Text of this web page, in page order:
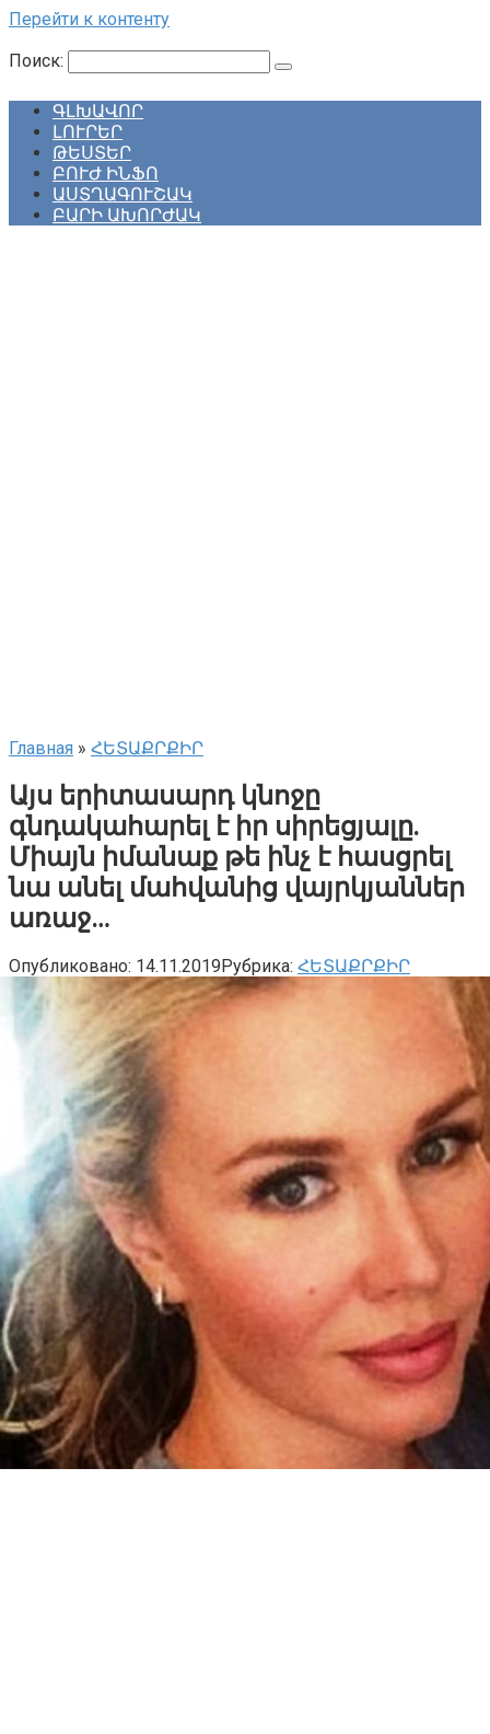
Перейти к контенту
Поиск:
ԳԼԽԱՎՈՐ
ԼՈՒՐԵՐ
ԹԵՍՏԵՐ
ԲՈՒԺ ԻՆՖՈ
ԱՍՏՂԱԳՈՒՇԱԿ
ԲԱՐԻ ԱԽՈՐԺԱԿ
Главная » ՀԵՏԱՔՐՔԻՐ
Այս երիտասարդ կնոջը
գնդակահարել է իր սիրեցյալը.
Միայն իմանաք թե ինչ է հասցրել
նա անել մահվանից վայրկյաններ
առաջ…
Опубликовано: 14.11.2019Рубрика: ՀԵՏԱՔՐՔԻՐ